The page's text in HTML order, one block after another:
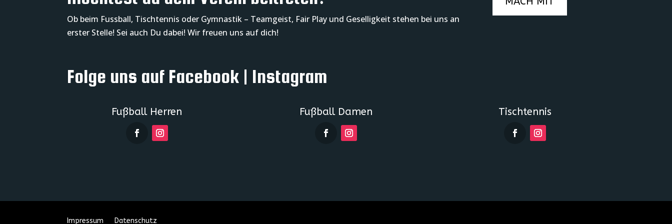
Ob beim Fussball, Tischtennis oder Gymnastik – Teamgeist, Fair Play und Geselligkeit stehen bei uns an
erster Stelle! Sei auch Du dabei! Wir freuen uns auf dich!
Folge uns auf Facebook | Instagram
Fußball Herren Fußball Damen Tischtennis
Impressum Datenschutz